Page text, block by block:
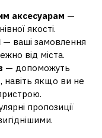
аксесуарам —
якості.
— ваші замовлення
від міста.
— допоможуть
навіть якщо ви не
пропозиції